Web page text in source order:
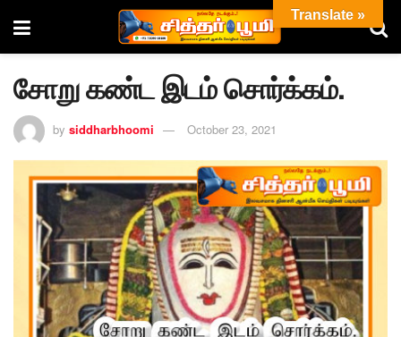
சோறு கண்ட இடம் சொர்க்கம்.
by siddharbhoomi October 23, 2021
Translate »